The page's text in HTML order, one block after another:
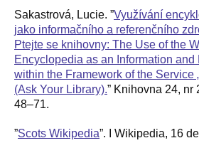
Sakastrová, Lucie. ”Využívání
jako informačního a referenčního
Ptejte se knihovny: The Use of the
Encyclopedia as an Information
within the Framework of the Service
(Ask Your Library).” Knihovna 24, nr
48–71.
”Scots Wikipedia”. I Wikipedia, 16